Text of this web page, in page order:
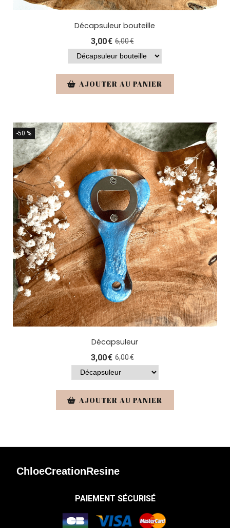
Décapsuleur bouteille
3,00€ 6,00€
AJOUTER AU PANIER
-50 %
Décapsuleur
3,00€ 6,00€
AJOUTER AU PANIER
ChloeCreationResine
PAIEMENT SÉCURISÉ